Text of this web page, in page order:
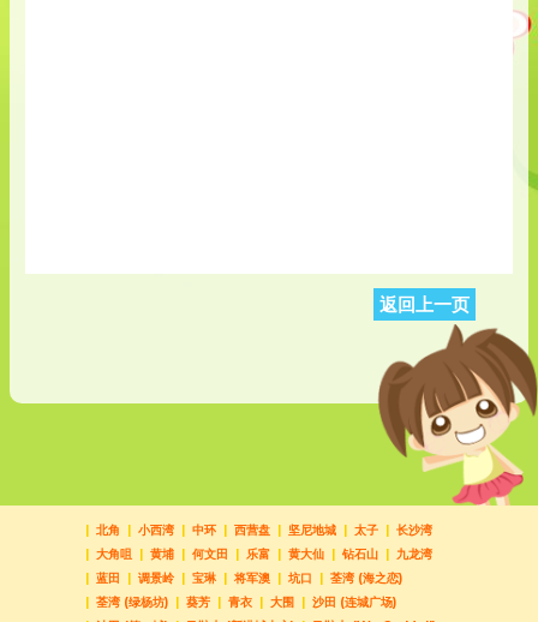
返回上一页
北角 小西湾 中环 西营盘 坚尼地城 太子
长沙湾
大角咀
黄埔 何文田 乐富 黄大仙 钻石山
九龙湾
蓝田
调景岭 宝琳 将军澳 坑口
荃湾 (海之恋)
荃湾 (绿杨坊)
葵芳 青衣 大围
沙田 (连城广场)